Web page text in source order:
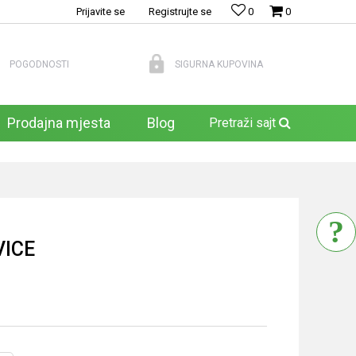
0
0
Prijavite se Registrujte se
POGODNOSTI SIGURNA KUPOVINA
Prodajna mjesta Blog Pretraži sajt